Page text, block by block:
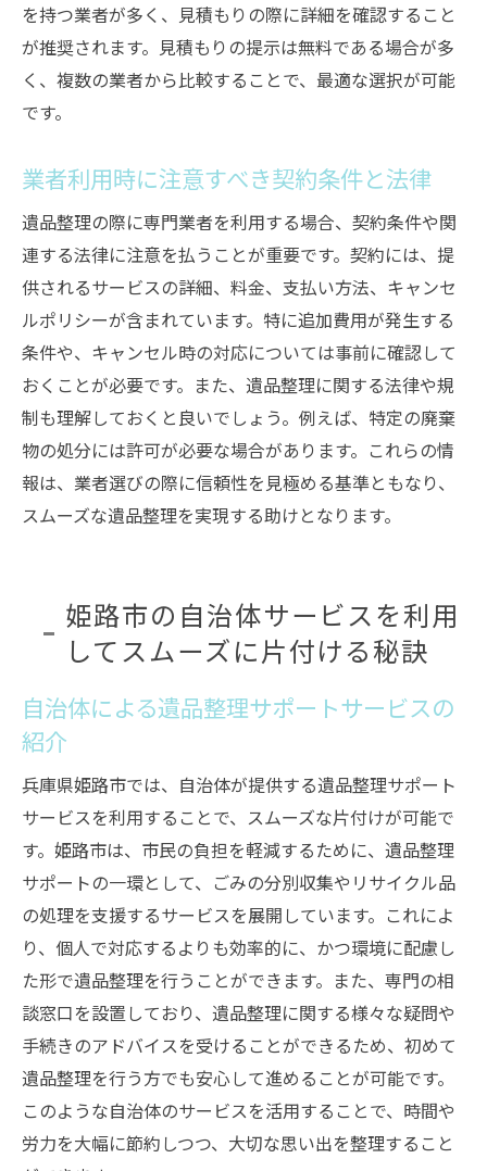
を持つ業者が多く、見積もりの際に詳細を確認すること
が推奨されます。見積もりの提示は無料である場合が多
く、複数の業者から比較することで、最適な選択が可能
です。
業者利用時に注意すべき契約条件と法律
遺品整理の際に専門業者を利用する場合、契約条件や関
連する法律に注意を払うことが重要です。契約には、提
供されるサービスの詳細、料金、支払い方法、キャンセ
ルポリシーが含まれています。特に追加費用が発生する
条件や、キャンセル時の対応については事前に確認して
おくことが必要です。また、遺品整理に関する法律や規
制も理解しておくと良いでしょう。例えば、特定の廃棄
物の処分には許可が必要な場合があります。これらの情
報は、業者選びの際に信頼性を見極める基準ともなり、
スムーズな遺品整理を実現する助けとなります。
姫路市の自治体サービスを利用
してスムーズに片付ける秘訣
自治体による遺品整理サポートサービスの
紹介
兵庫県姫路市では、自治体が提供する遺品整理サポート
サービスを利用することで、スムーズな片付けが可能で
す。姫路市は、市民の負担を軽減するために、遺品整理
サポートの一環として、ごみの分別収集やリサイクル品
の処理を支援するサービスを展開しています。これによ
り、個人で対応するよりも効率的に、かつ環境に配慮し
た形で遺品整理を行うことができます。また、専門の相
談窓口を設置しており、遺品整理に関する様々な疑問や
手続きのアドバイスを受けることができるため、初めて
遺品整理を行う方でも安心して進めることが可能です。
このような自治体のサービスを活用することで、時間や
労力を大幅に節約しつつ、大切な思い出を整理すること